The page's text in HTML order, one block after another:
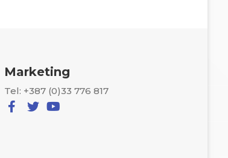
Marketing
Tel: +387 (0)33 776 817